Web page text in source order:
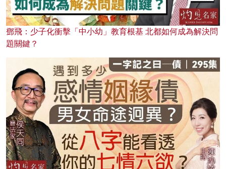
鄧飛：少子化衝擊「中小幼」教育根基 北都如何成為解決問
題關鍵？